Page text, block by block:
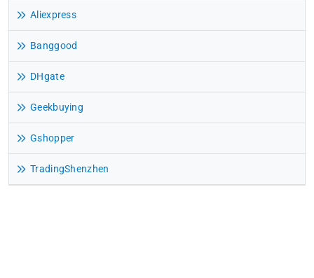
Aliexpress
Banggood
DHgate
Geekbuying
Gshopper
TradingShenzhen